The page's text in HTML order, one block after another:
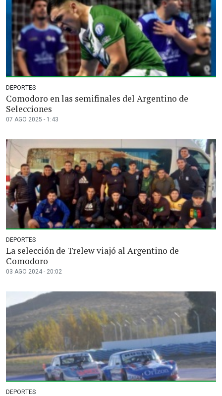
DEPORTES
Comodoro en las semifinales del Argentino de
Selecciones
07 AGO 2025 - 1:43
DEPORTES
La selección de Trelew viajó al Argentino de
Comodoro
03 AGO 2024 - 20:02
DEPORTES